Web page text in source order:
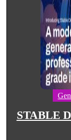
STABLE